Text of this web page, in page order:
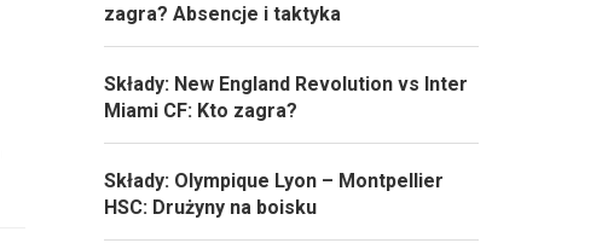
zagra? Absencje i taktyka
Składy: New England Revolution vs Inter
Miami CF: Kto zagra?
Składy: Olympique Lyon – Montpellier
HSC: Drużyny na boisku